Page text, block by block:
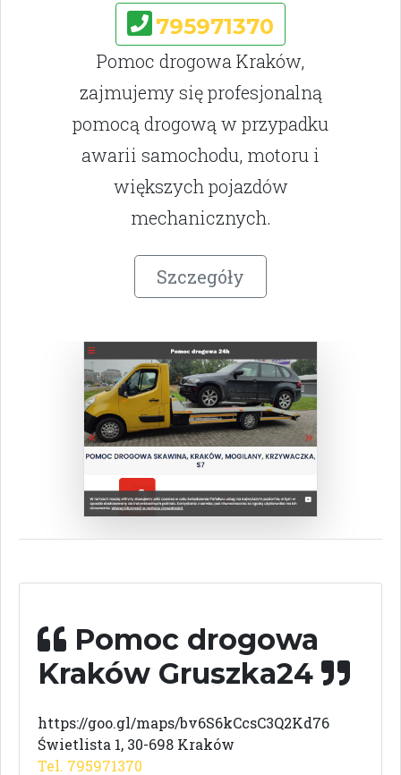
795971370
Pomoc drogowa Kraków,
zajmujemy się profesjonalną
pomocą drogową w przypadku
awarii samochodu, motoru i
większych pojazdów
mechanicznych.
Szczegóły
Pomoc drogowa
Kraków Gruszka24
https://goo.gl/maps/bv6S6kCcsC3Q2Kd76
Świetlista 1, 30-698 Kraków
Tel. 795971370